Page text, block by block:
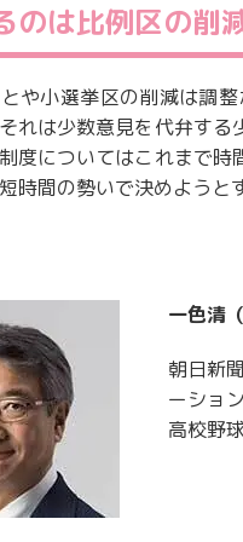
のは比例区の削
や小選挙区の削減は調
れは少数意見を代弁す
度についてはこれまで
時間の勢いで決めようと
一色清
朝日新
ーショ
高校野